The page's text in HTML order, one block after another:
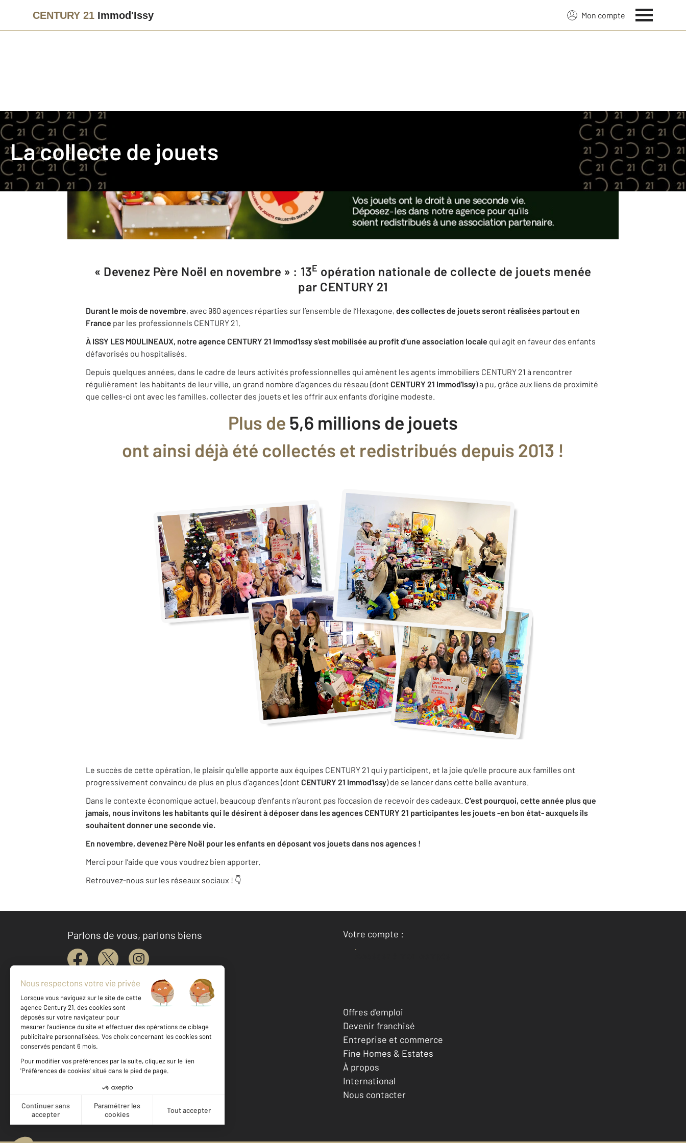
CENTURY 21 Immod'Issy Mon compte
La collecte de jouets
« Devenez Père Noël en novembre » : 13e opération nationale de collecte de jouets menée
par CENTURY 21
Durant le mois de novembre, avec 960 agences réparties sur l’ensemble de l’Hexagone, des collectes de jouets seront réalisées partout en
France par les professionnels CENTURY 21.
À ISSY LES MOULINEAUX, notre agence CENTURY 21 Immod'Issy s'est mobilisée au profit d’une association locale qui agit en faveur des enfants
défavorisés ou hospitalisés.
Depuis quelques années, dans le cadre de leurs activités professionnelles qui amènent les agents immobiliers CENTURY 21 à rencontrer
régulièrement les habitants de leur ville, un grand nombre d’agences du réseau (dont CENTURY 21 Immod'Issy) a pu, grâce aux liens de proximité
que celles-ci ont avec les familles, collecter des jouets et les offrir aux enfants d’origine modeste.
Plus de 5,6 millions de jouets
ont ainsi déjà été collectés et redistribués depuis 2013 !
Le succès de cette opération, le plaisir qu’elle apporte aux équipes CENTURY 21 qui y participent, et la joie qu’elle procure aux familles ont
progressivement convaincu de plus en plus d’agences (dont CENTURY 21 Immod'Issy) de se lancer dans cette belle aventure.
Dans le contexte économique actuel, beaucoup d’enfants n’auront pas l’occasion de recevoir des cadeaux. C’est pourquoi, cette année plus que
jamais, nous invitons les habitants qui le désirent à déposer dans les agences CENTURY 21 participantes les jouets -en bon état- auxquels ils
souhaitent donner une seconde vie.
En novembre, devenez Père Noël pour les enfants en déposant vos jouets dans nos agences !
Merci pour l’aide que vous voudrez bien apporter.
Retrouvez-nous sur les réseaux sociaux ! 👇
Parlons de vous, parlons biens
Votre compte :
Votre agence est notée
Achat
Location
Offres d'emploi
Devenir franchisé
Entreprise et commerce
Fine Homes & Estates
À propos
International
Nous contacter